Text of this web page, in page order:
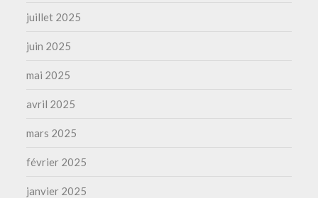
juillet 2025
juin 2025
mai 2025
avril 2025
mars 2025
février 2025
janvier 2025